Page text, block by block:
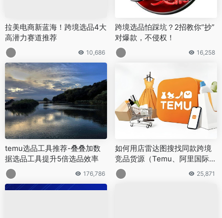
拉美电商新蓝海！跨境选品4大
高潜力赛道推荐
10,686
跨境选品怕踩坑？2招教你“抄”
对爆款，不侵权！
16,258
temu选品工具推荐-叠叠加数
据选品工具提升5倍选品效率
176,786
如何用店雷达图搜找同款跨境
竞品货源（Temu、阿里国际
篇）
25,871